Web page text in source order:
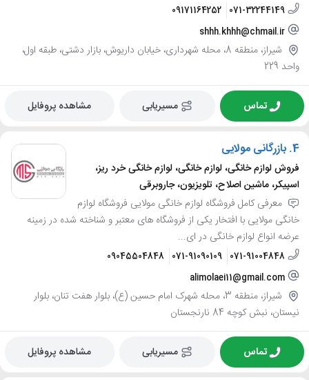
071-32244149
09171164252
shhh.khhh@chmail.ir
شیراز، منطقه 8، محله شهرداری، خیابان داریوش، بازار دشتی، طبقه اول،
واحد 229
تماس مسیریابی مشاهده پروفایل
4. بازرگانی مولایی
فروش لوازم خانگی، لوازم خانگی، لوازم خانگی خرد ریز،
اسپیکر، ماشین اصلاح، تلویزیون، جاروبرقی
معرفی کامل فروشگاه لوازم خانگی مولایی فروشگاه لوازم
خانگی مولایی با افتخار یکی از فروشگاه های معتبر و شناخته شده در زمینه
عرضه انواع لوازم خانگی در ای...
071-91004848
071-91090109
09045504848
alimolaei11@gmail.com
شیراز، منطقه 3، محله شهرک امام حسین (ع)، بلوار هفت تنان، بلوار
نیستان، نبش کوچه 84 نارنجستان
تماس مسیریابی مشاهده پروفایل